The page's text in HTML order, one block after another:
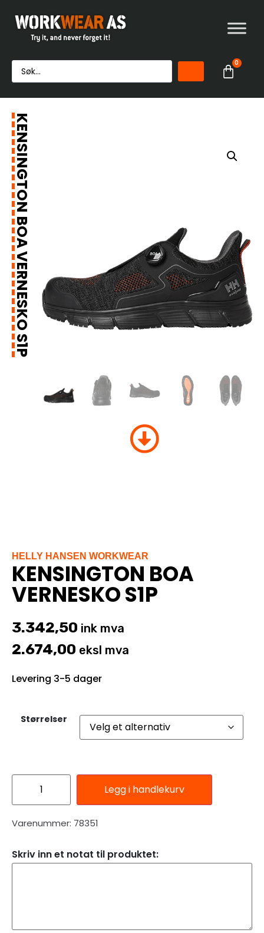
0
KENSINGTON BOA VERNESKO S1P
HELLY HANSEN WORKWEAR
KENSINGTON BOA
VERNESKO S1P
3.342,50 ink mva
2.674,00 eksl mva
Levering 3-5 dager
Størrelser
Legg i handlekurv
Varenummer: 78351
Skriv inn et notat til produktet: